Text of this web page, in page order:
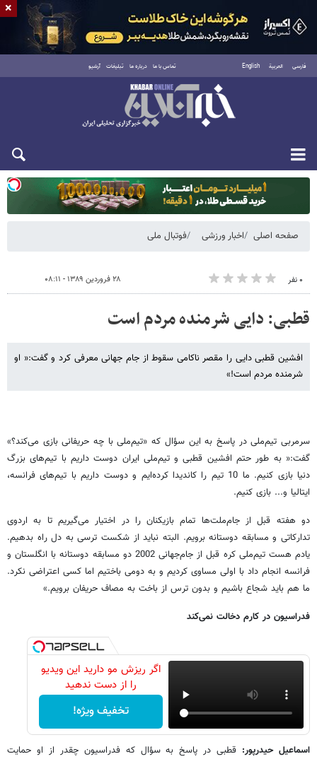
فارسی العربية English تماس با ما درباره ما تبلیغات آرشیو
دوشنبه ۱۹ مرداد ۱۴۰۵
صفحه اصلی اخبار ورزشی فوتبال ملی
۰ نفر ۲۸ فروردین ۱۳۸۹ - ۰۸:۱۱
قطبی: دایی شرمنده مردم است
افشین قطبی دایی را مقصر ناکامی سقوط از جام جهانی معرفی کرد و گفت:« او
شرمنده مردم است!»
سرمربی تیم‌ملی در پاسخ به این سؤال که «تیم‌ملی با چه حریفانی بازی می‌کند؟»
گفت:« به طور حتم افشین قطبی و تیم‌ملی ایران دوست داریم با تیم‌های بزرگ
دنیا بازی کنیم. ما 10 تیم را کاندیدا کرده‌ایم و دوست داریم با تیم‌های فرانسه،
ایتالیا و... بازی کنیم.
دو هفته قبل از جام‌ملت‌ها تمام بازیکنان را در اختیار می‌گیریم تا به اردوی
تدارکاتی و مسابقه دوستانه برویم. البته نباید از شکست ترسی به دل راه بدهیم.
یادم هست تیم‌ملی کره قبل از جام‌جهانی 2002 دو مسابقه دوستانه با انگلستان و
فرانسه انجام داد با اولی مساوی کردیم و به دومی باختیم اما کسی اعتراضی نکرد.
ما هم باید شجاع باشیم و بدون ترس از باخت به مصاف حریفان برویم.»
فدراسیون در کارم دخالت نمی‌کند
اگر ریزش مو دارید این ویدیو
را از دست ندهید
تخفیف ویژه!
اسماعیل حیدرپور: قطبی در پاسخ به سؤال که فدراسیون چقدر از او حمایت
×